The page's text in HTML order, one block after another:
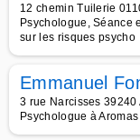
12 chemin Tuilerie
Psychologue, Séance
sur les risques psycho
Emmanuel
3 rue Narcisses
Psychologue à Aromas